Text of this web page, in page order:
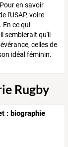
en savoir
l'USAP, voire
En ce qui
semblerait qu'il
celles de
idéal féminin.
Rugby
: biographie